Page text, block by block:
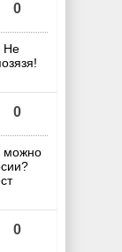
0
Не
0
можно
0